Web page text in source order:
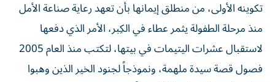
تكوينه الأولى، من منطلق إيمانها بأن تعهد رعاية صناعة الأمل
منذ مرحلة الطفولة يثمر عطاء في الكِبر، الأمر الذي دفعها
لاستقبال عشرات اليتيمات في بيتها، لتكتب منذ العام 2005
فصول قصة سيدة ملهمة، ونموذجاً لجنود الخير الذين وهبوا